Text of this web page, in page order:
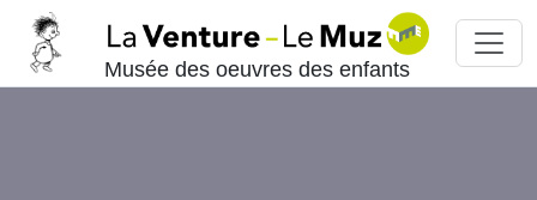
Musée des oeuvres des enfants